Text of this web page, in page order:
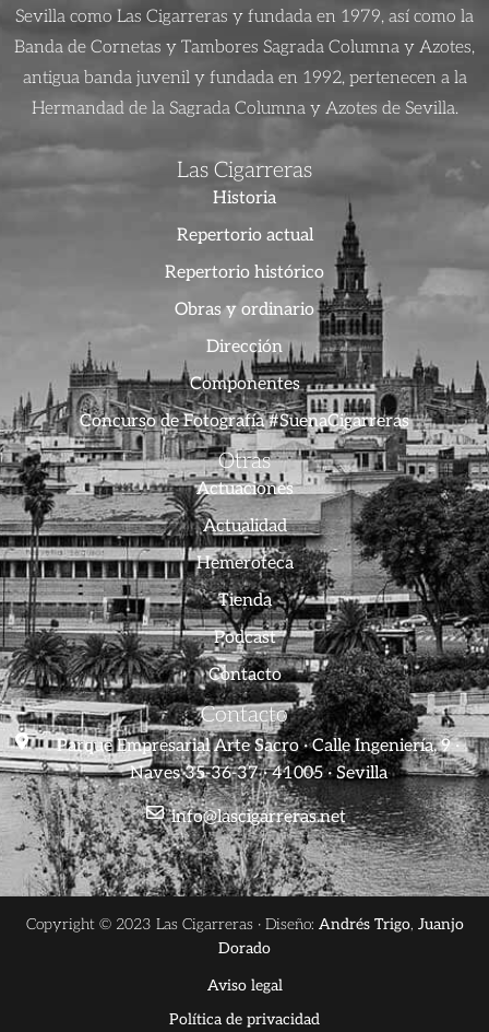
Sevilla como Las Cigarreras y fundada en 1979, así como la
Banda de Cornetas y Tambores Sagrada Columna y Azotes,
antigua banda juvenil y fundada en 1992, pertenecen a la
Hermandad de la Sagrada Columna y Azotes de Sevilla.
Las Cigarreras
Historia
Repertorio actual
Repertorio histórico
Obras y ordinario
Dirección
Componentes
Concurso de Fotografía #SuenaCigarreras
Otras
Actuaciones
Actualidad
Hemeroteca
Tienda
Podcast
Contacto
Contacto
Parque Empresarial Arte Sacro · Calle Ingeniería, 9 ·
Naves 35-36-37 · 41005 · Sevilla
info@lascigarreras.net
Copyright © 2023 Las Cigarreras · Diseño: Andrés Trigo, Juanjo
Dorado
Aviso legal
Política de privacidad